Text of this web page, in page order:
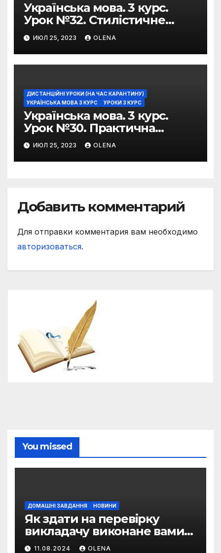
Українська мова. 3 курс.
Урок №32. Стилістичне
забарвлення
фразеологізмів
ИЮЛ 25, 2023 OLENA
ДИСТАНЦІЙНІ УРОКИ (НА ЧАС КАРАНТИНУ)
УКРАЇНСЬКА МОВА 3 КУРС
УРОКИ 3 КУРС
Українська мова. 3 курс.
Урок №30. Практична
риторика. Оцінювальні
жанри. Характеристика
ИЮЛ 25, 2023 OLENA
Добавить комментарий
Для отправки комментария вам необходимо
авторизоваться.
You missed
ДОМАШНІ ЗАВДАННЯ НОВИНИ
Як здати на перевірку
викладачу виконане вами
домашнє завдання
11.08.2024 OLENA